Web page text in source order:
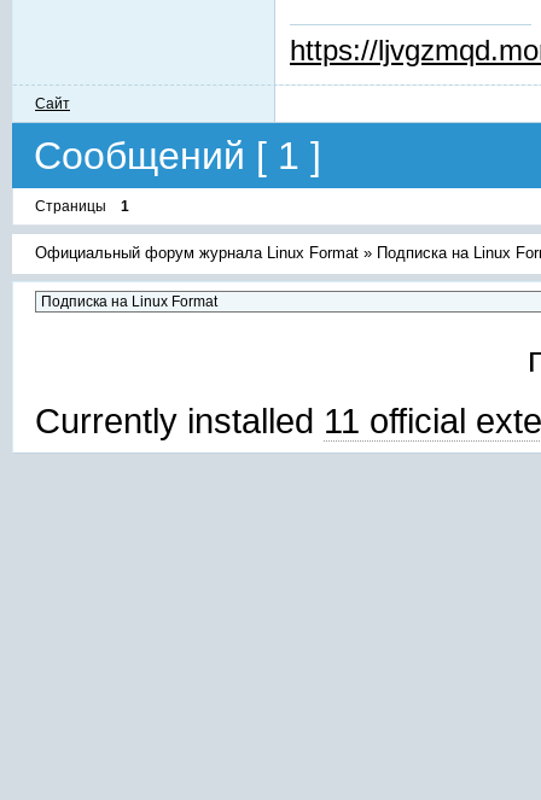
https://
Сайт
Сообщений [ 1 ]
Страницы 1
Официальный форум журнала Linux Format » Подписка на Linux
Currently installed 11 official